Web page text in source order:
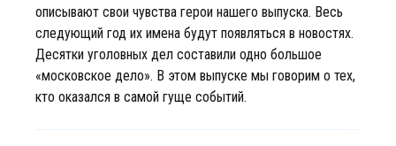
описывают свои чувства герои нашего выпуска. Весь
следующий год их имена будут появляться в новостях.
Десятки уголовных дел составили одно большое
«московское дело». В этом выпуске мы говорим о тех,
кто оказался в самой гуще событий.